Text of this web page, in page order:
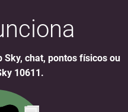
Sky, chat, pontos físicos ou
10611.